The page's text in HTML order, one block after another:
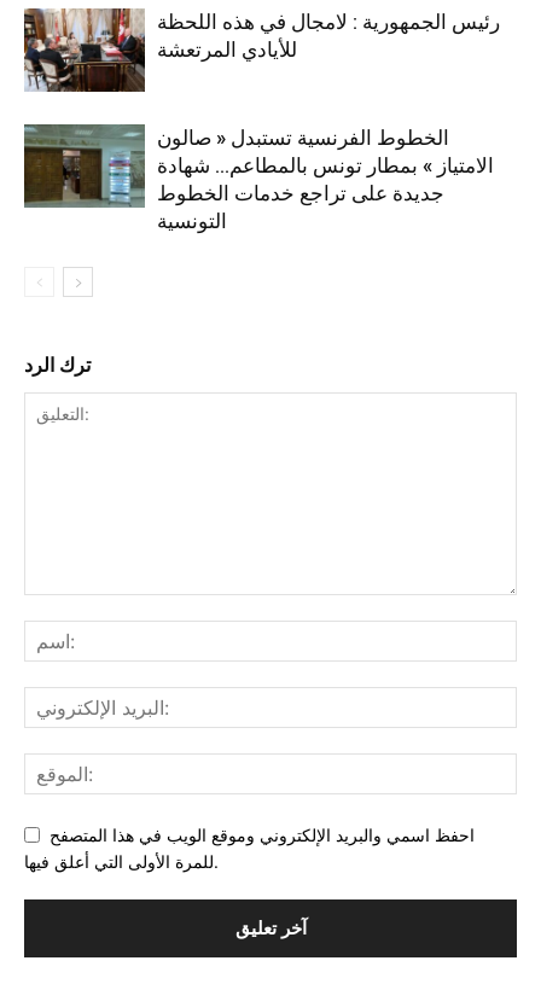
رئيس الجمهورية : لامجال في هذه اللحظة
للأيادي المرتعشة
الخطوط الفرنسية تستبدل « صالون
الامتياز » بمطار تونس بالمطاعم… شهادة
جديدة على تراجع خدمات الخطوط
التونسية
ترك الرد
احفظ اسمي والبريد الإلكتروني وموقع الويب في هذا المتصفح
للمرة الأولى التي أعلق فيها.